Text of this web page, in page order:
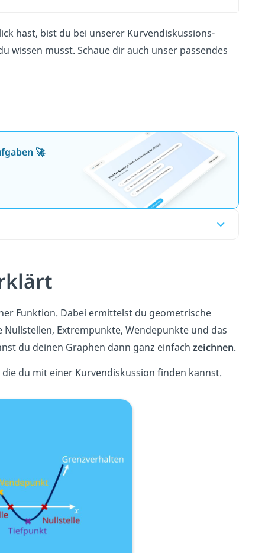
hast, bist du bei unserer Kurvendiskussions-
wissen musst. Schaue dir auch unser passendes
🚀
Funktion. Dabei ermittelst du geometrische
Extrempunkte, Wendepunkte und das
du deinen Graphen dann ganz einfach zeichnen.
du mit einer Kurvendiskussion finden kannst.